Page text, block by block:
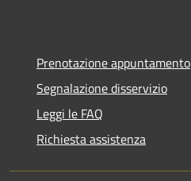
Prenotazione appuntamento
Segnalazione disservizio
Leggi le FAQ
Richiesta assistenza